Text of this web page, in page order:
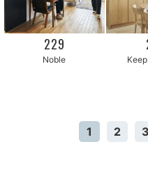
229
Noble
1 2 3